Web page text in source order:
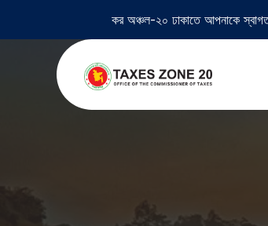
কর অঞ্চল-২০ ঢাকাতে আপনাকে